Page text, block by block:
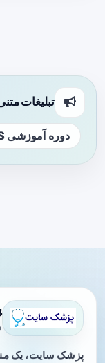
تبلیغات
دوره آموزشی ATLS
پزشک سایت، یک